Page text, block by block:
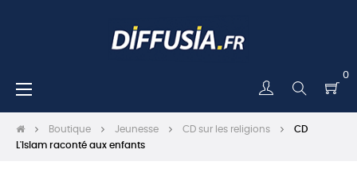
0
Basculer
☰
Boutique Jeunesse CD sur les religions
CD
L'Islam raconté aux enfants